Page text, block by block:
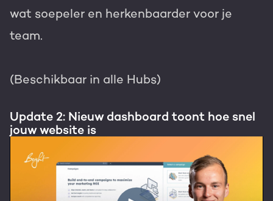
wat soepeler en herkenbaarder voor je
team.
(Beschikbaar in alle Hubs)
Update 2: Nieuw dashboard toont hoe snel
jouw website is